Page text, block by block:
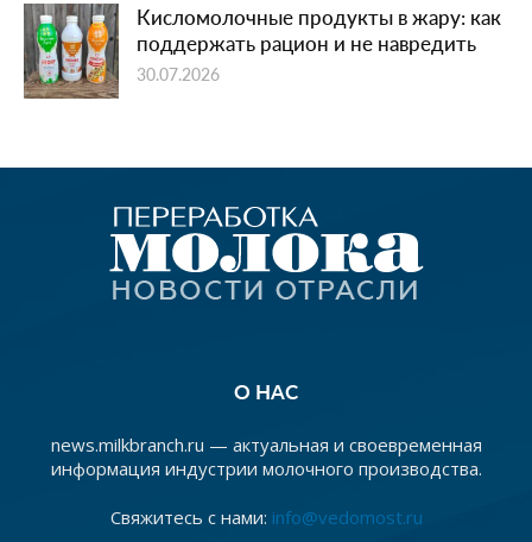
Кисломолочные продукты в жару: как
поддержать рацион и не навредить
30.07.2026
О НАС
news.milkbranch.ru — актуальная и своевременная
информация индустрии молочного производства.
Свяжитесь с нами: info@vedomost.ru